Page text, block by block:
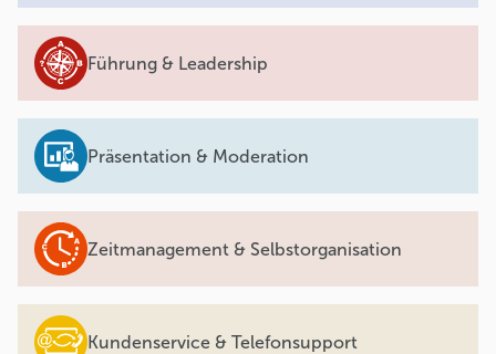
Führung & Leadership
Präsentation & Moderation
Zeitmanagement & Selbstorganisation
Kundenservice & Telefonsupport